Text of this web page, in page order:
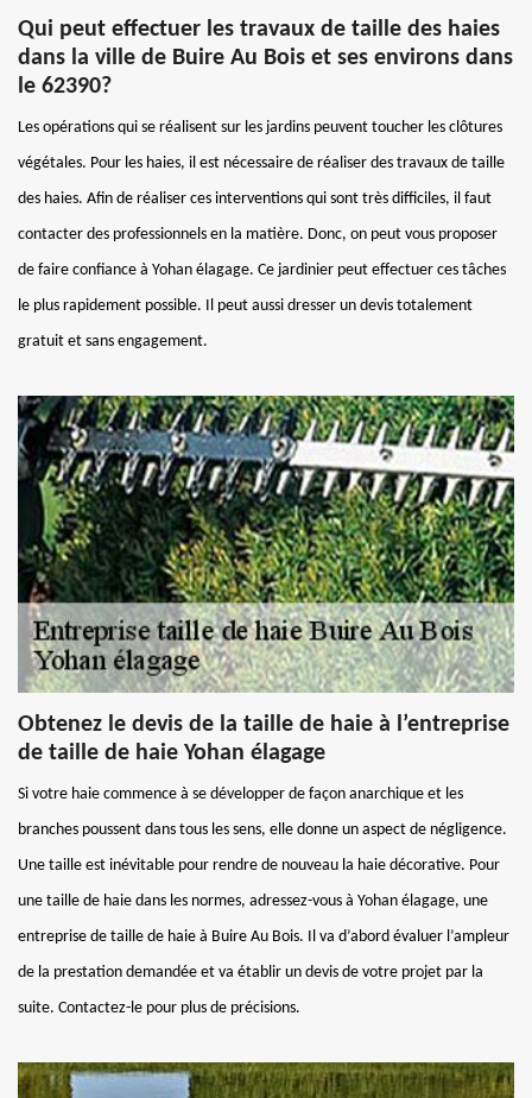
Qui peut effectuer les travaux de taille des haies
dans la ville de Buire Au Bois et ses environs dans
le 62390?
Les opérations qui se réalisent sur les jardins peuvent toucher les clôtures
végétales. Pour les haies, il est nécessaire de réaliser des travaux de taille
des haies. Afin de réaliser ces interventions qui sont très difficiles, il faut
contacter des professionnels en la matière. Donc, on peut vous proposer
de faire confiance à Yohan élagage. Ce jardinier peut effectuer ces tâches
le plus rapidement possible. Il peut aussi dresser un devis totalement
gratuit et sans engagement.
Obtenez le devis de la taille de haie à l’entreprise
de taille de haie Yohan élagage
Si votre haie commence à se développer de façon anarchique et les
branches poussent dans tous les sens, elle donne un aspect de négligence.
Une taille est inévitable pour rendre de nouveau la haie décorative. Pour
une taille de haie dans les normes, adressez-vous à Yohan élagage, une
entreprise de taille de haie à Buire Au Bois. Il va d’abord évaluer l’ampleur
de la prestation demandée et va établir un devis de votre projet par la
suite. Contactez-le pour plus de précisions.